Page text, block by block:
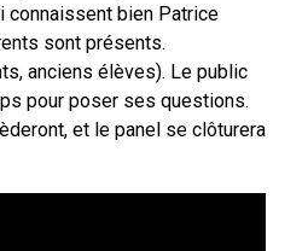
connaissent bien Patrice
sont présents.
anciens élèves). Le public
pour poser ses questions.
et le panel se clôturera